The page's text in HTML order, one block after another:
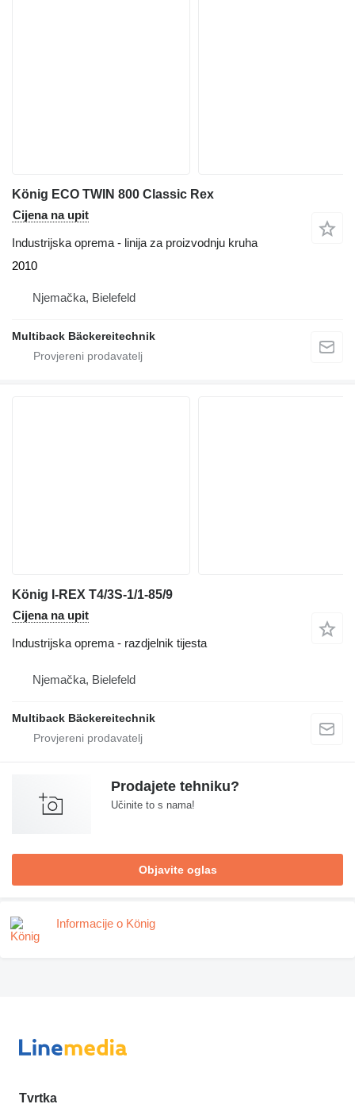
König ECO TWIN 800 Classic Rex
Cijena na upit
Industrijska oprema - linija za proizvodnju kruha
2010
Njemačka, Bielefeld
Multiback Bäckereitechnik
König I-REX T4/3S-1/1-85/9
Cijena na upit
Industrijska oprema - razdjelnik tijesta
Njemačka, Bielefeld
Multiback Bäckereitechnik
Prodajete tehniku?
Učinite to s nama!
Objavite oglas
Informacije o König
Tvrtka